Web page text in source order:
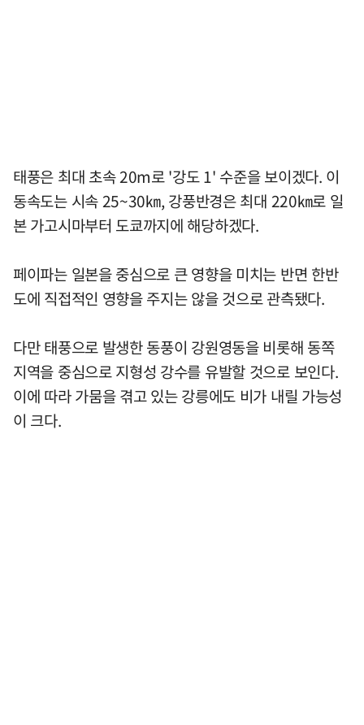
태풍은 최대 초속 20m로 '강도 1' 수준을 보이겠다. 이
동속도는 시속 25~30㎞, 강풍반경은 최대 220㎞로 일
본 가고시마부터 도쿄까지에 해당하겠다.
페이파는 일본을 중심으로 큰 영향을 미치는 반면 한반
도에 직접적인 영향을 주지는 않을 것으로 관측됐다.
다만 태풍으로 발생한 동풍이 강원영동을 비롯해 동쪽
지역을 중심으로 지형성 강수를 유발할 것으로 보인다.
이에 따라 가뭄을 겪고 있는 강릉에도 비가 내릴 가능성
이 크다.